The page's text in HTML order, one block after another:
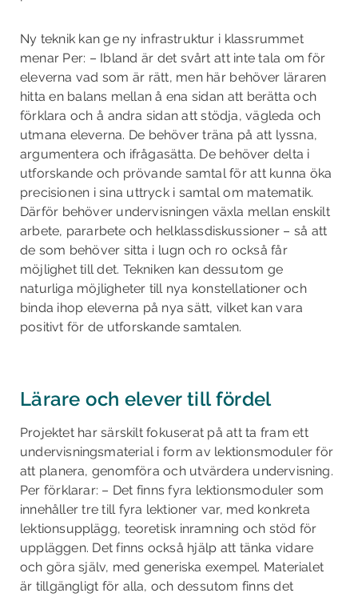
Ny teknik kan ge ny infrastruktur i klassrummet
menar Per: – Ibland är det svårt att inte tala om för
eleverna vad som är rätt, men här behöver läraren
hitta en balans mellan å ena sidan att berätta och
förklara och å andra sidan att stödja, vägleda och
utmana eleverna. De behöver träna på att lyssna,
argumentera och ifrågasätta. De behöver delta i
utforskande och prövande samtal för att kunna öka
precisionen i sina uttryck i samtal om matematik.
Därför behöver undervisningen växla mellan enskilt
arbete, pararbete och helklassdiskussioner – så att
de som behöver sitta i lugn och ro också får
möjlighet till det. Tekniken kan dessutom ge
naturliga möjligheter till nya konstellationer och
binda ihop eleverna på nya sätt, vilket kan vara
positivt för de utforskande samtalen.
Lärare och elever till fördel
Projektet har särskilt fokuserat på att ta fram ett
undervisningsmaterial i form av lektionsmoduler för
att planera, genomföra och utvärdera undervisning.
Per förklarar: – Det finns fyra lektionsmoduler som
innehåller tre till fyra lektioner var, med konkreta
lektionsupplägg, teoretisk inramning och stöd för
uppläggen. Det finns också hjälp att tänka vidare
och göra själv, med generiska exempel. Materialet
är tillgängligt för alla, och dessutom finns det